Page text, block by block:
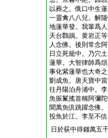
以葬之。俄口中生
一靈禽八八兒。解
地蓮華發。我輩爲
天台鸜鵒。黄岩正
人念佛。後則常念
日立死籠中。乃穴
蓮華。大智律師爲
事化紫蓮華也大奇
劉成魚。唐天寶中
往丹陽泊舟浦中。
魚振鬣搖首稱阿彌
聞萬魚倶跳躍念佛
投魚於江。李至不
日於荻中得錢萬五